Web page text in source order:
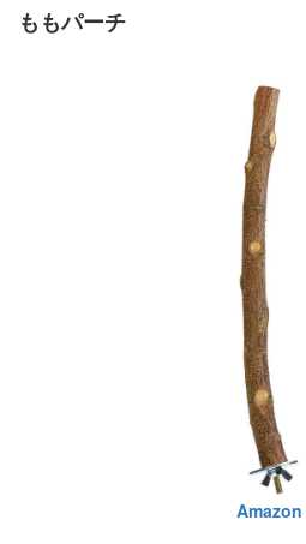
ももパーチ
Amazon